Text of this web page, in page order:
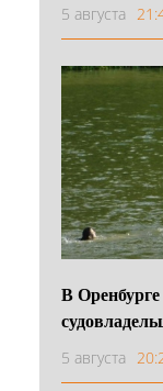
5 августа
В
5 августа